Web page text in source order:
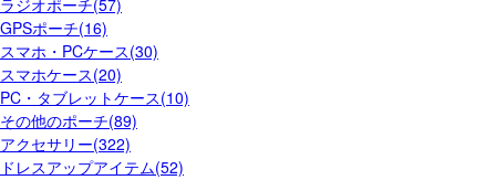
GPSポーチ(16)
スマホ・PCケース(30)
スマホケース(20)
PC・タブレットケース(10)
その他のポーチ(89)
アクセサリー(322)
ドレスアップアイテム(52)